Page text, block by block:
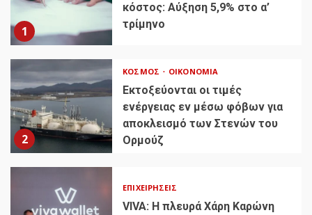
1
κόστος: Αύξηση 5,9% στο α’
τρίμηνο
2
ΚΌΣΜΟΣ ΟΙΚΟΝΟΜΊΑ
Εκτοξεύονται οι τιμές
ενέργειας εν μέσω φόβων για
αποκλεισμό των Στενών του
Ορμούζ
ΕΠΙΧΕΙΡΉΣΕΙΣ
VIVA: Η πλευρά Χάρη Καρώνη